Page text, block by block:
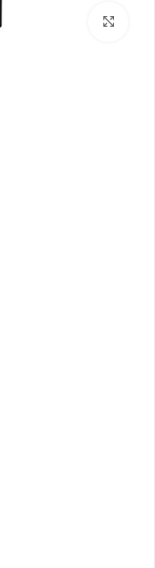
بزرگنمایی تصویر